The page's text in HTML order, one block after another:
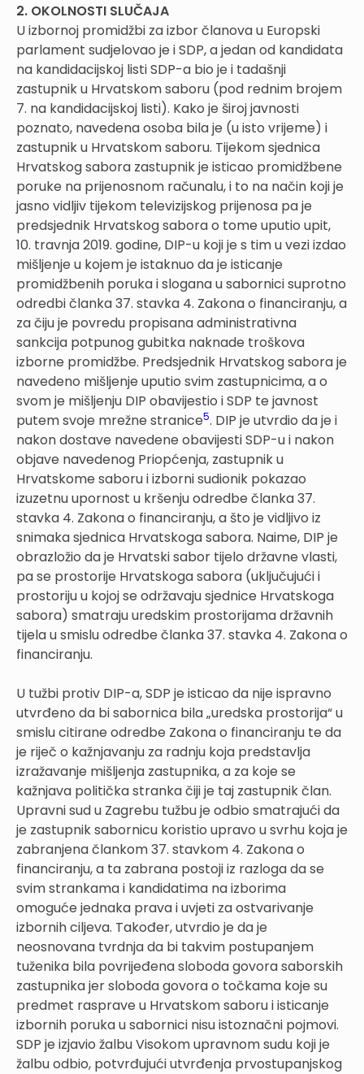
2. OKOLNOSTI SLUČAJA
U izbornoj promidžbi za izbor članova u Europski
parlament sudjelovao je i SDP, a jedan od kandidata
na kandidacijskoj listi SDP-a bio je i tadašnji
zastupnik u Hrvatskom saboru (pod rednim brojem
7. na kandidacijskoj listi). Kako je široj javnosti
poznato, navedena osoba bila je (u isto vrijeme) i
zastupnik u Hrvatskom saboru. Tijekom sjednica
Hrvatskog sabora zastupnik je isticao promidžbene
poruke na prijenosnom računalu, i to na način koji je
jasno vidljiv tijekom televizijskog prijenosa pa je
predsjednik Hrvatskog sabora o tome uputio upit,
10. travnja 2019. godine, DIP-u koji je s tim u vezi izdao
mišljenje u kojem je istaknuo da je isticanje
promidžbenih poruka i slogana u sabornici suprotno
odredbi članka 37. stavka 4. Zakona o financiranju, a
za čiju je povredu propisana administrativna
sankcija potpunog gubitka naknade troškova
izborne promidžbe. Predsjednik Hrvatskog sabora je
navedeno mišljenje uputio svim zastupnicima, a o
svom je mišljenju DIP obavijestio i SDP te javnost
putem svoje mrežne stranice5. DIP je utvrdio da je i
nakon dostave navedene obavijesti SDP-u i nakon
objave navedenog Priopćenja, zastupnik u
Hrvatskome saboru i izborni sudionik pokazao
izuzetnu upornost u kršenju odredbe članka 37.
stavka 4. Zakona o financiranju, a što je vidljivo iz
snimaka sjednica Hrvatskoga sabora. Naime, DIP je
obrazložio da je Hrvatski sabor tijelo državne vlasti,
pa se prostorije Hrvatskoga sabora (uključujući i
prostoriju u kojoj se održavaju sjednice Hrvatskoga
sabora) smatraju uredskim prostorijama državnih
tijela u smislu odredbe članka 37. stavka 4. Zakona o
financiranju.
U tužbi protiv DIP-a, SDP je isticao da nije ispravno
utvrđeno da bi sabornica bila „uredska prostorija“ u
smislu citirane odredbe Zakona o financiranju te da
je riječ o kažnjavanju za radnju koja predstavlja
izražavanje mišljenja zastupnika, a za koje se
kažnjava politička stranka čiji je taj zastupnik član.
Upravni sud u Zagrebu tužbu je odbio smatrajući da
je zastupnik sabornicu koristio upravo u svrhu koja je
zabranjena člankom 37. stavkom 4. Zakona o
financiranju, a ta zabrana postoji iz razloga da se
svim strankama i kandidatima na izborima
omoguće jednaka prava i uvjeti za ostvarivanje
izbornih ciljeva. Također, utvrdio je da je
neosnovana tvrdnja da bi takvim postupanjem
tuženika bila povrijeđena sloboda govora saborskih
zastupnika jer sloboda govora o točkama koje su
predmet rasprave u Hrvatskom saboru i isticanje
izbornih poruka u sabornici nisu istoznačni pojmovi.
SDP je izjavio žalbu Visokom upravnom sudu koji je
žalbu odbio, potvrđujući utvrđenja prvostupanjskog